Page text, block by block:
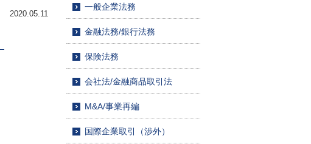
2020.05.11
一般企業法務
金融法務/銀行法務
保険法務
会社法/金融商品取引法
M&A/事業再編
国際企業取引（渉外）